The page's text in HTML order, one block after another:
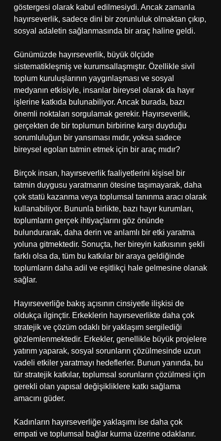
göstergesi olarak kabul edilmesiydi. Ancak zamanla
hayırseverlik, sadece dini bir zorunluluk olmaktan çıkıp,
sosyal adaletin sağlanmasında bir araç haline geldi.
Günümüzde hayırseverlik, büyük ölçüde
sistematikleşmiş ve kurumsallaşmıştır. Özellikle sivil
toplum kuruluşlarının yaygınlaşması ve sosyal
medyanın etkisiyle, insanlar bireysel olarak da hayır
işlerine katkıda bulunabiliyor. Ancak burada, bazı
önemli noktaları sorgulamak gerekir. Hayırseverlik,
gerçekten de bir toplumun birbirine karşı duyduğu
sorumluluğun bir yansıması mıdır, yoksa sadece
bireysel egoları tatmin etmek için bir araç mıdır?
Birçok insan, hayırseverlik faaliyetlerini kişisel bir
tatmin duygusu yaratmanın ötesine taşımayarak, daha
çok statü kazanma veya toplumsal tanınma aracı olarak
kullanabiliyor. Bununla birlikte, bazı hayır kurumları,
toplumların gerçek ihtiyaçlarını göz önünde
bulundurarak, daha derin ve anlamlı bir etki yaratma
yoluna gitmektedir. Sonuçta, her bireyin katkısının şekli
farklı olsa da, tüm bu katkılar bir araya geldiğinde
toplumların daha adil ve eşitlikçi hale gelmesine olanak
sağlar.
Hayırseverliğe bakış açısının cinsiyetle ilişkisi de
oldukça ilginçtir. Erkeklerin hayırseverlikte daha çok
stratejik ve çözüm odaklı bir yaklaşım sergilediği
gözlemlenmektedir. Erkekler, genellikle büyük projelere
yatırım yaparak, sosyal sorunların çözülmesinde uzun
vadeli etkiler yaratmayı hedeflerler. Bunun yanında, bu
tür stratejik katkılar, toplumsal sorunların çözülmesi için
gerekli olan yapısal değişikliklere katkı sağlama
amacını güder.
Kadınların hayırseverliğe yaklaşımı ise daha çok
empati ve toplumsal bağlar kurma üzerine odaklanır.